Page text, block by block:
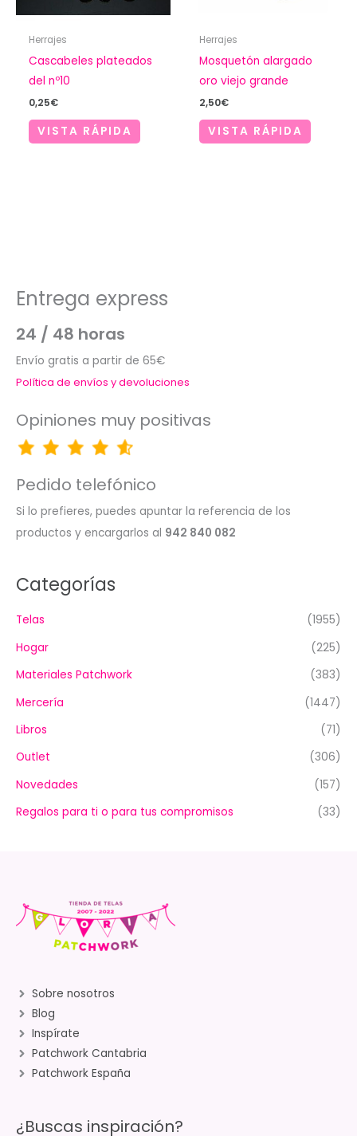
Herrajes
Cascabeles plateados
del nº10
0,25€
VISTA RÁPIDA
Herrajes
Mosquetón alargado
oro viejo grande
2,50€
VISTA RÁPIDA
Entrega express
24 / 48 horas
Envío gratis a partir de 65€
Política de envíos y devoluciones
Opiniones muy positivas
Pedido telefónico
Si lo prefieres, puedes apuntar la referencia de los
productos y encargarlos al 942 840 082
Categorías
Telas
(1955)
Hogar
(225)
Materiales Patchwork
(383)
Mercería
(1447)
Libros
(71)
Outlet
(306)
Novedades
(157)
Regalos para ti o para tus compromisos
(33)
Sobre nosotros
Blog
Inspírate
Patchwork Cantabria
Patchwork España
¿Buscas inspiración?